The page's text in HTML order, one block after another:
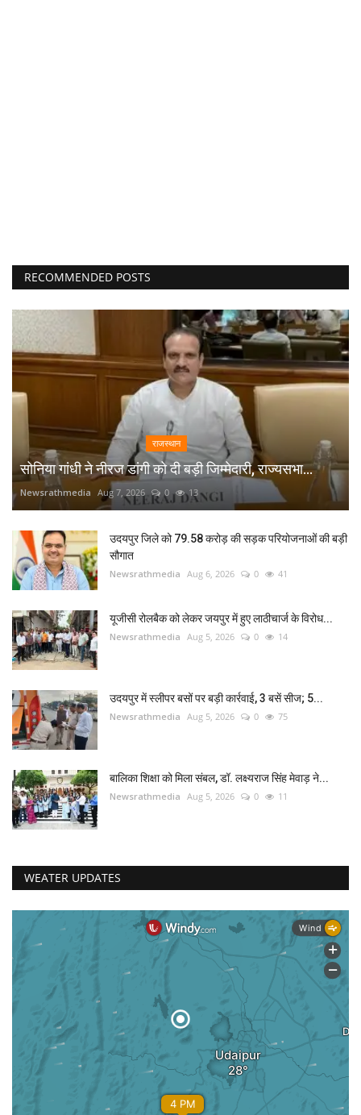
RECOMMENDED POSTS
राजस्थान
सोनिया गांधी ने नीरज डांगी को दी बड़ी जिम्मेदारी, राज्यसभा...
Newsrathmedia Aug 7, 2026 0 13
उदयपुर जिले को 79.58 करोड़ की सड़क परियोजनाओं की बड़ी
सौगात
Newsrathmedia Aug 6, 2026 0 41
यूजीसी रोलबैक को लेकर जयपुर में हुए लाठीचार्ज के विरोध...
Newsrathmedia Aug 5, 2026 0 14
उदयपुर में स्लीपर बसों पर बड़ी कार्रवाई, 3 बसें सीज; 5...
Newsrathmedia Aug 5, 2026 0 75
बालिका शिक्षा को मिला संबल, डॉ. लक्ष्यराज सिंह मेवाड़ ने...
Newsrathmedia Aug 5, 2026 0 11
WEATER UPDATES